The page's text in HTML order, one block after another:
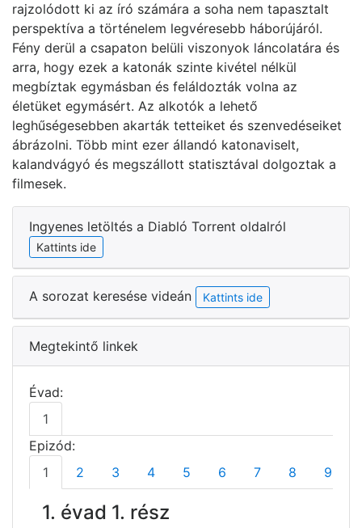
rajzolódott ki az író számára a soha nem tapasztalt
perspektíva a történelem legvéresebb háborújáról.
Fény derül a csapaton belüli viszonyok láncolatára és
arra, hogy ezek a katonák szinte kivétel nélkül
megbíztak egymásban és feláldozták volna az
életüket egymásért. Az alkotók a lehető
leghűségesebben akarták tetteiket és szenvedéseiket
ábrázolni. Több mint ezer állandó katonaviselt,
kalandvágyó és megszállott statisztával dolgoztak a
filmesek.
Ingyenes letöltés a Diabló Torrent oldalról
Kattints ide
A sorozat keresése videán Kattints ide
Megtekintő linkek
Évad:
1
Epizód:
1
2 3 4 5 6 7 8 9
1. évad 1. rész